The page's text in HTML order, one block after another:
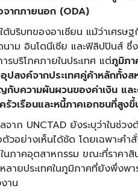
จากภายนอก (ODA)
ต้บริบทของอาเซียน แม้ว่าเศรษ
นาม อินโดนีเซีย และฟิลิปปินส์
ารบริโภคภายในประเทศ แต่ภูมิภา
ปสงค์จากประเทศคู่ค้าหลักทั้ง
กับความผันผวนของค่าเงิน แ
รัวเรือนและหนี้ภาคเอกชนที่สูงขึ้
จาก UNCTAD ยังระบุว่าในช่
ตัวอย่างเห็นได้ชัด โดยเฉพาะค
นภาคอุตสาหกรรม ขณะที่ราคา
ลายประเทศในภูมิภาคที่ยังพึ่งพ
าน